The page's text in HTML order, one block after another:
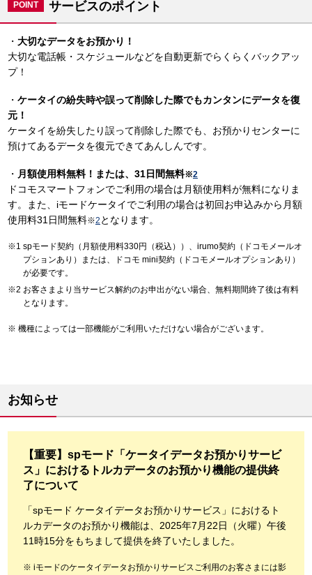
POINT サービスのポイント
・ 大切なデータをお預かり！
大切な電話帳・スケジュールなどを自動更新でらくらくバックアッ
プ！
・ ケータイの紛失時や誤って削除した際でもカンタンにデータを復
元！
ケータイを紛失したり誤って削除した際でも、お預かりセンターに
預けてあるデータを復元できてあんしんです。
・ 月額使用料無料！または、31日間無料※2
ドコモスマートフォンでご利用の場合は月額使用料が無料になりま
す。また、iモードケータイでご利用の場合は初回お申込みから月額
使用料31日間無料※2 となります。
spモード契約（月額使用料330円（税込））、irumo契約（ドコモメールオ
プションあり）または、ドコモ mini契約（ドコモメールオプションあり）
が必要です。
お客さまより当サービス解約のお申出がない場合、無料期間終了後は有料
となります。
機種によっては一部機能がご利用いただけない場合がございます。
お知らせ
【重要】spモード「ケータイデータお預かりサービ
ス」におけるトルカデータのお預かり機能の提供終
了について
「spモード ケータイデータお預かりサービス」におけるト
ルカデータのお預かり機能は、2025年7月22日（火曜）午後
11時15分をもちまして提供を終了いたしました。
iモードのケータイデータお預かりサービスご利用のお客さまには影